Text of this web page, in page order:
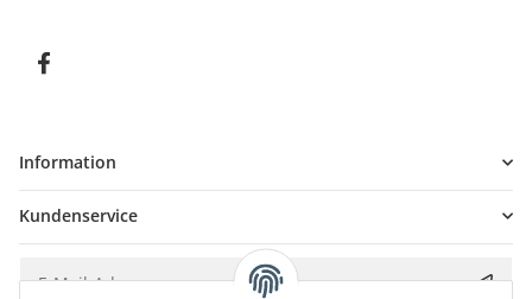
Information
Kundenservice